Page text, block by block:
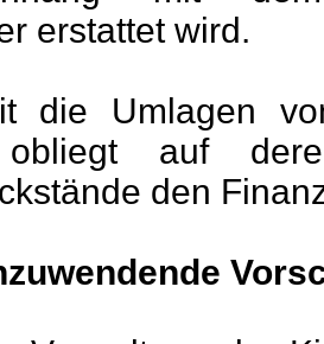
erstattet wird.
die Umlagen
obliegt auf
den